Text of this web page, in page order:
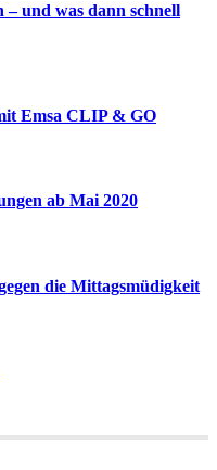
– und was dann schnell
Emsa CLIP & GO
ab Mai 2020
die Mittagsmüdigkeit